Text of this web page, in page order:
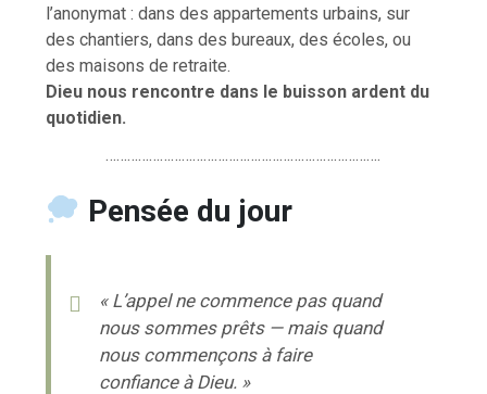
l’anonymat : dans des appartements urbains, sur
des chantiers, dans des bureaux, des écoles, ou
des maisons de retraite.
Dieu nous rencontre dans le buisson ardent du
quotidien.
………………………………………………………………….
Pensée du jour
« L’appel ne commence pas quand
nous sommes prêts — mais quand
nous commençons à faire
confiance à Dieu. »